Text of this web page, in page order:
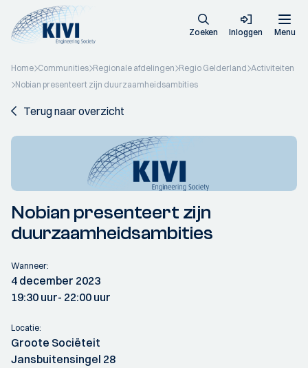
Zoeken Inloggen Menu
Home Communities Regionale afdelingen Regio Gelderland Activiteiten
Nobian presenteert zijn duurzaamheidsambities
Terug naar overzicht
Nobian presenteert zijn
duurzaamheidsambities
Wanneer:
4 december 2023
19:30 uur- 22:00 uur
Locatie:
Groote Sociëteit
Jansbuitensingel 28